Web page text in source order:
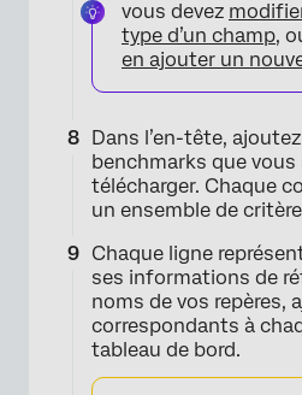
vous devez
type d’un champ,
en ajouter un
Dans l’en-tête,
benchmarks que
télécharger. Chaque
un ensemble de
Chaque ligne
ses informations de
noms de vos repères,
correspondants à
tableau de bord.